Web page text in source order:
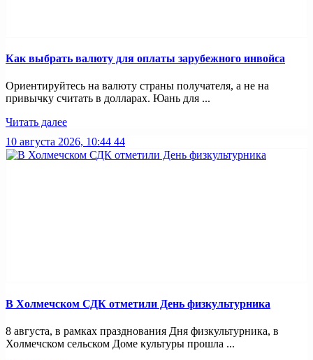
Как выбрать валюту для оплаты зарубежного инвойса
Ориентируйтесь на валюту страны получателя, а не на
привычку считать в долларах. Юань для ...
Читать далее
10 августа 2026, 10:44 44
В Холмечском СДК отметили День физкультурника
8 августа, в рамках празднования Дня физкультурника, в
Холмечском сельском Доме культуры прошла ...